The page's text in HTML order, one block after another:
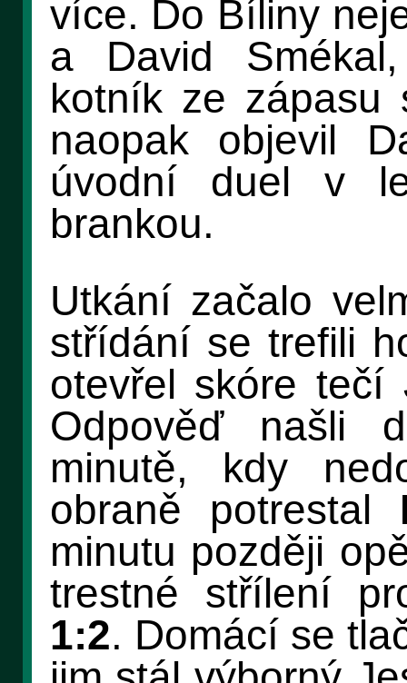
více. Do Bíliny
a David
kotník ze zápasu
naopak objevil
úvodní duel v
brankou.
Utkání začalo
střídání se trefili
otevřel skóre tečí
Odpověď našli
minutě, kdy
obraně potrestal
minutu později
trestné střílení
1:2. Domácí se